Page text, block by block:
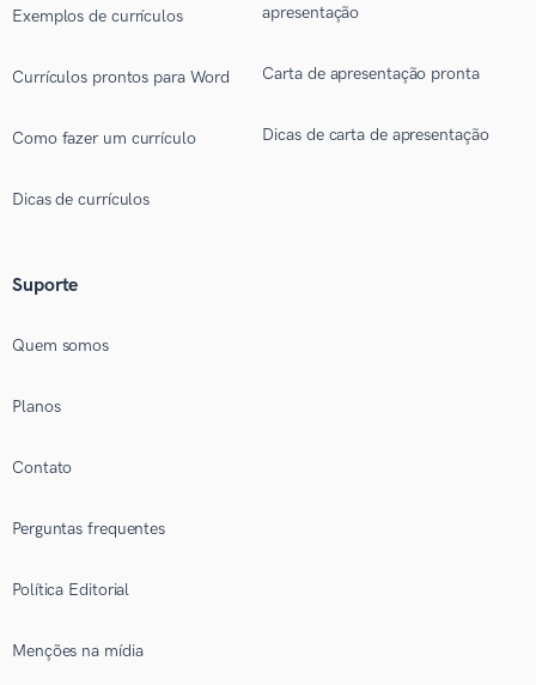
Exemplos de currículos
Currículos prontos para Word
Como fazer um currículo
Dicas de currículos
apresentação
Carta de apresentação pronta
Dicas de carta de apresentação
Suporte
Quem somos
Planos
Contato
Perguntas frequentes
Política Editorial
Menções na mídia